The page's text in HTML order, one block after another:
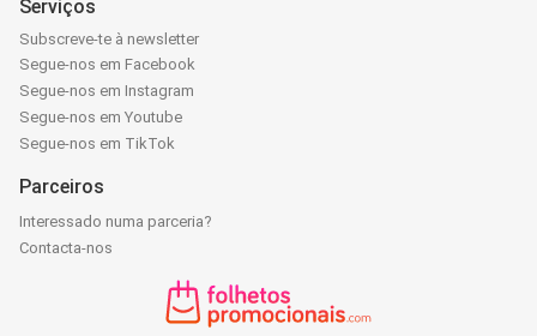
Serviços
Subscreve-te à newsletter
Segue-nos em Facebook
Segue-nos em Instagram
Segue-nos em Youtube
Segue-nos em TikTok
Parceiros
Interessado numa parceria?
Contacta-nos